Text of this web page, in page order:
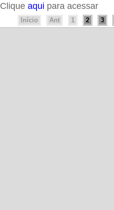
Clique aqui para acessar
Início Ant 1 2 3